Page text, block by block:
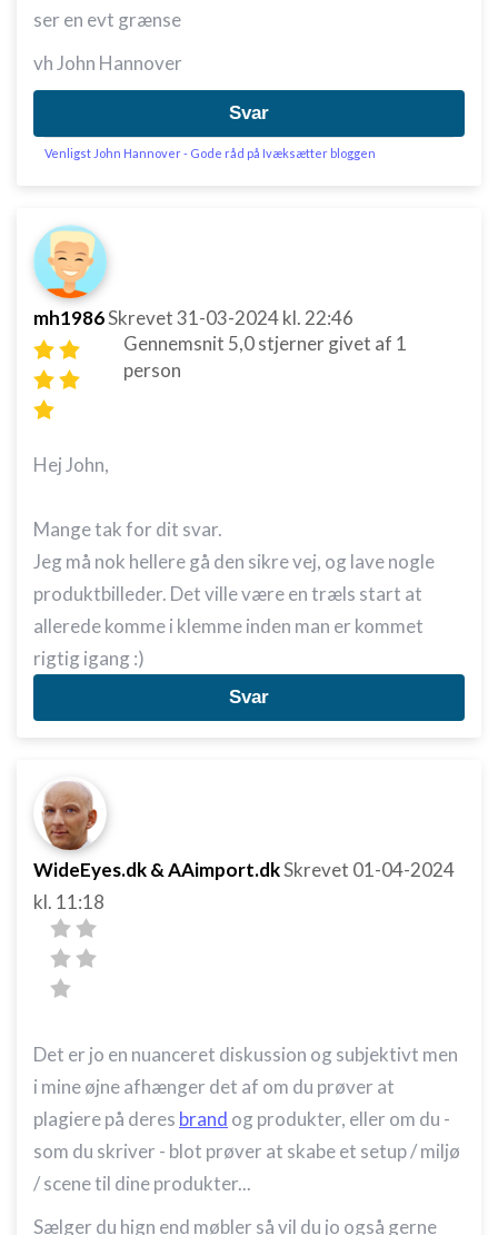
ser en evt grænse
vh John Hannover
Svar
Venligst John Hannover - Gode råd på Ivæksætter bloggen
mh1986Skrevet31-03-2024kl. 22:46
Gennemsnit 5,0stjerner givet af 1
person
Hej John,
Mange tak for dit svar.
Jeg må nok hellere gå den sikre vej, og lave nogle
produktbilleder. Det ville være en træls start at
allerede komme i klemme inden man er kommet
rigtig igang :)
Svar
WideEyes.dk & AAimport.dkSkrevet 01-04-2024
kl. 11:18
Det er jo en nuanceret diskussion og subjektivt men
i mine øjne afhænger det af om du prøver at
plagiere på deres brand og produkter, eller om du -
som du skriver - blot prøver at skabe et setup / miljø
/ scene til dine produkter...
Sælger du hign end møbler så vil du jo også gerne